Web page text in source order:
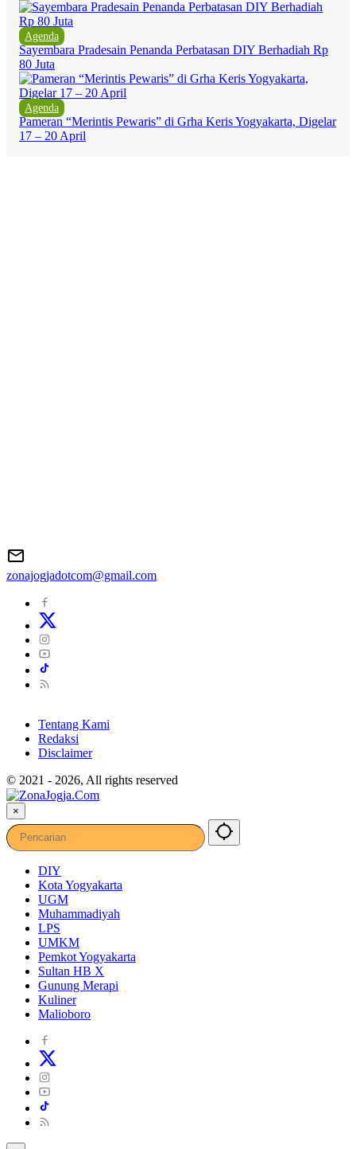
Agenda
Sayembara Pradesain Penanda Perbatasan DIY Berhadiah Rp
80 Juta
Agenda
Pameran “Merintis Pewaris” di Grha Keris Yogyakarta, Digelar
17 – 20 April
zonajogjadotcom@gmail.com
Tentang Kami
Redaksi
Disclaimer
© 2021 - 2026, All rights reserved
×
DIY
Kota Yogyakarta
UGM
Muhammadiyah
LPS
UMKM
Pemkot Yogyakarta
Sultan HB X
Gunung Merapi
Kuliner
Malioboro